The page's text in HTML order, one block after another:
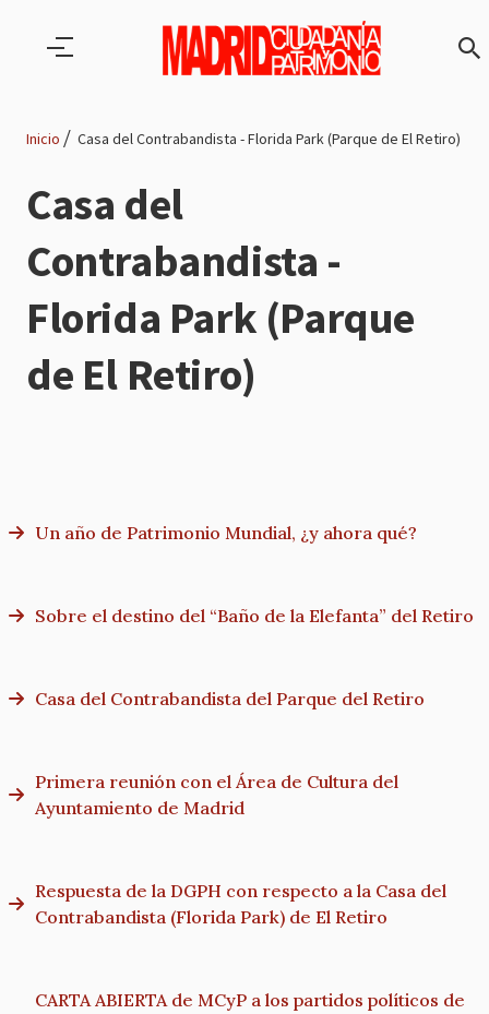
Ruta
de
navegación
Inicio Casa del Contrabandista - Florida Park (Parque de El Retiro)
Casa del
Contrabandista -
Florida Park (Parque
de El Retiro)
Un año de Patrimonio Mundial, ¿y ahora qué?
Sobre el destino del “Baño de la Elefanta” del Retiro
Casa del Contrabandista del Parque del Retiro
Primera reunión con el Área de Cultura del
Ayuntamiento de Madrid
Respuesta de la DGPH con respecto a la Casa del
Contrabandista (Florida Park) de El Retiro
CARTA ABIERTA de MCyP a los partidos políticos de